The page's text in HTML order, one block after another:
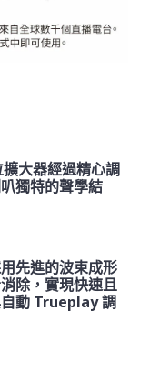
大器經過精心調
獨特的聲學結
先進的波束成形
除，實現快速且
動 Trueplay 調